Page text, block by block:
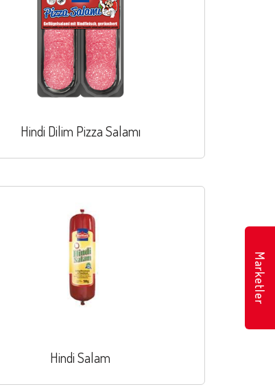
Hindi Dilim Pizza Salamı
Hindi Salam
Marketler